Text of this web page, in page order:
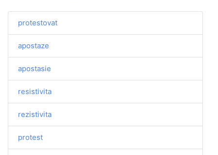
protestovat
apostaze
apostasie
resistivita
rezistivita
protest